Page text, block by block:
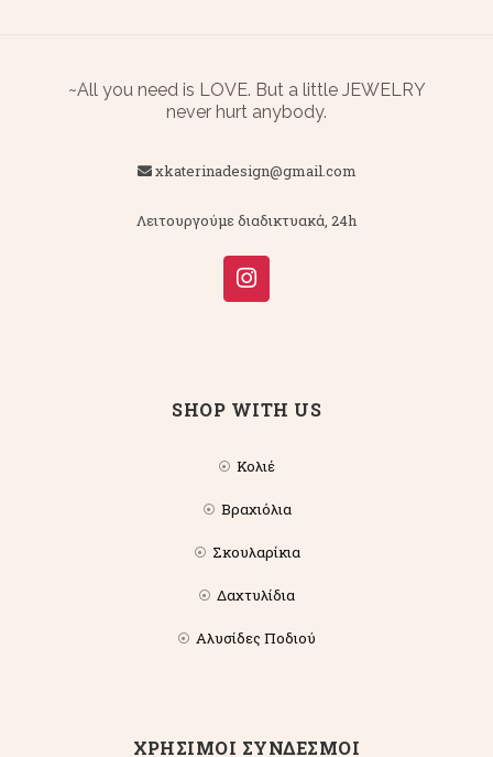
~All you need is LOVE. But a little JEWELRY
never hurt anybody.
xkaterinadesign@gmail.com
Λειτουργούμε διαδικτυακά, 24h
SHOP WITH US
Κολιέ
Βραχιόλια
Σκουλαρίκια
Δαχτυλίδια
Αλυσίδες Ποδιού
ΧΡΗΣΙΜΟΙ ΣΥΝΔΕΣΜΟΙ